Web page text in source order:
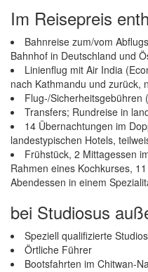
Im Reisepreis
Bahnreise zum/vom
Bahnhof in Deutschland und
Linienflug mit Air India
nach Kathmandu und zurück,
Flug-/Sicherheitsgebühren
Transfers; Rundreise in
14 Übernachtungen im
landestypischen Hotels,
Frühstück, 2 Mittagessen
Rahmen eines Kochkurses,
Abendessen in einem
bei Studiosus
Speziell qualifizierte
Örtliche Führer
Bootsfahrten im Chitwan-